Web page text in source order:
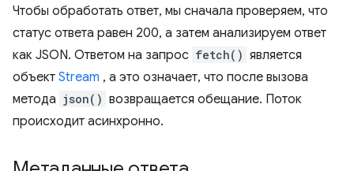
Чтобы обработать ответ, мы сначала проверяем, что
статус ответа равен 200, а затем анализируем ответ
как JSON. Ответом на запрос fetch() является
объект Stream , а это означает, что после вызова
метода json() возвращается обещание. Поток
происходит асинхронно.